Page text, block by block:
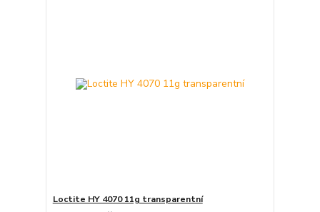
Loctite HY 4070 11g transparentní